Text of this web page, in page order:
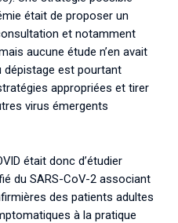
était de proposer un
et notamment
aucune étude n’en avait
dépistage est pourtant
appropriées et tirer
virus émergents
était donc d’étudier
du SARS-CoV-2 associant
des patients adultes
à la pratique